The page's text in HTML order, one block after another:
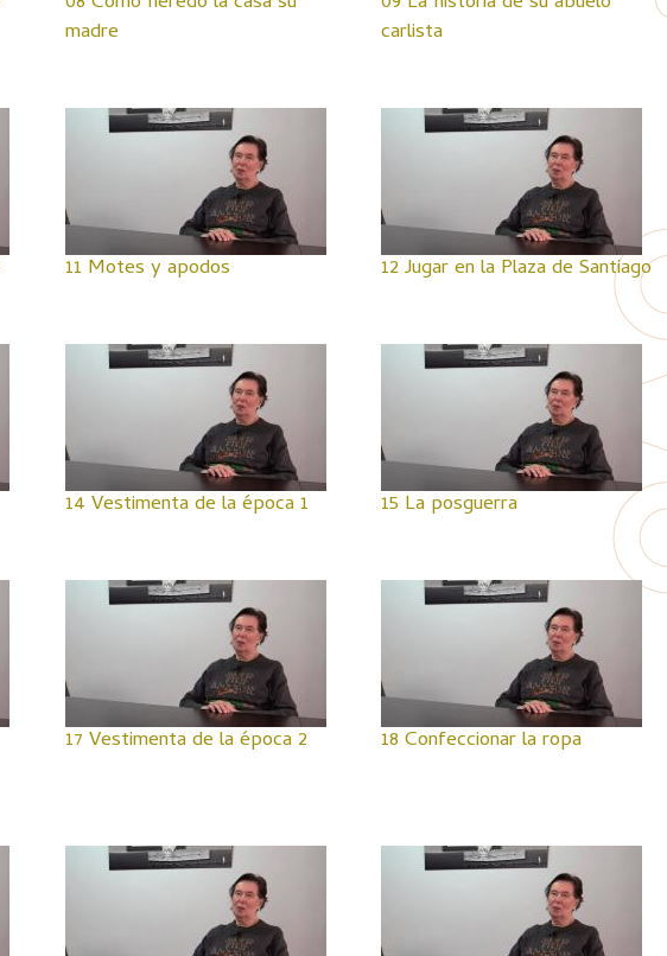
madre
carlista
11 Motes y apodos 12 Jugar en la Plaza de Santiago
14 Vestimenta de la época 1 15 La posguerra
17 Vestimenta de la época 2 18 Confeccionar la ropa